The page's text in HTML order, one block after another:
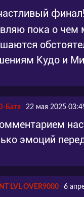
пока о чем
Кудо и
Батя 22 мая 2025
эмоций
LVL OVER9000 6